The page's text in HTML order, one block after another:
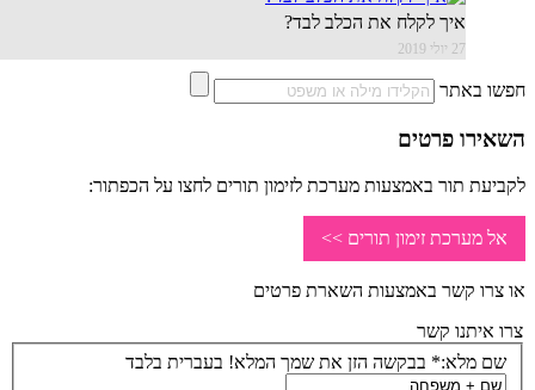
איך לקלח את הכלב לבד?
באתר
פרטים
תור באמצעות מערכת לזימון תורים לחצו על הכפתור:
זימון תורים >>
קשר באמצעות השארת פרטים
קשר
מלא:* בבקשה הזן את שמך המלא! בעברית בלבד